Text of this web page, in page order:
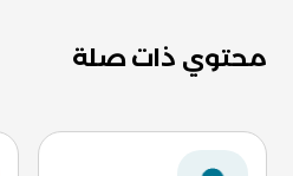
محتوي ذات صلة